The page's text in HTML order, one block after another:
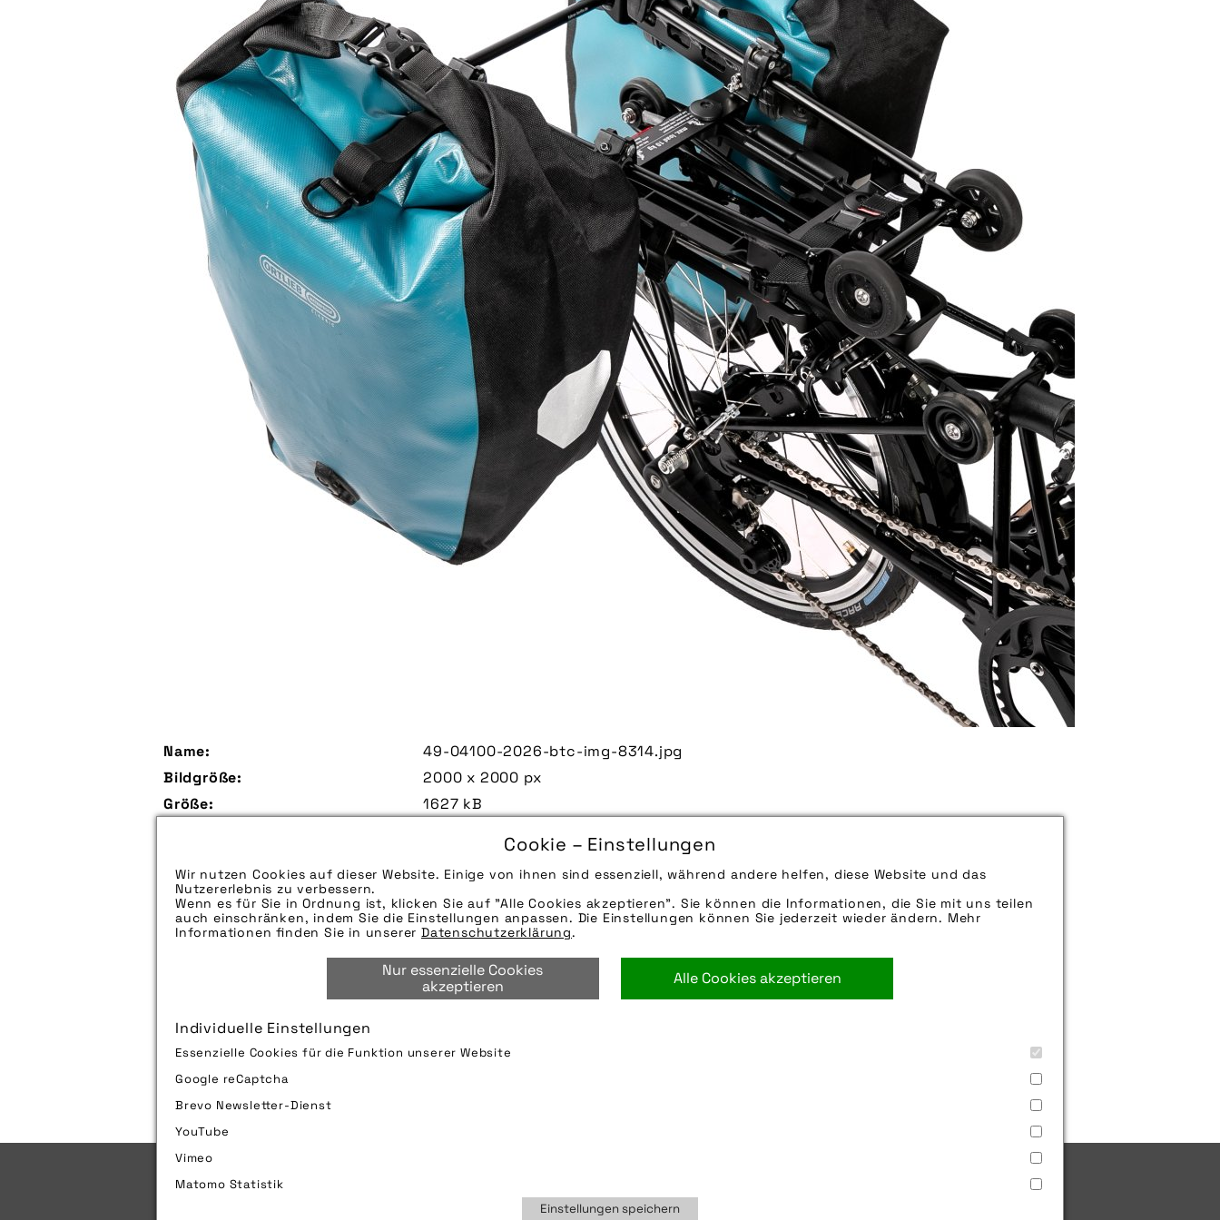
Cookie – Einstellungen
Wir nutzen Cookies auf dieser Website. Einige von ihnen sind essenziell, während andere helfen, diese Website und das
Nutzererlebnis zu verbessern.
Wenn es für Sie in Ordnung ist, klicken Sie auf "Alle Cookies akzeptieren". Sie können die Informationen, die Sie mit uns teilen
auch einschränken, indem Sie die Einstellungen anpassen. Die Einstellungen können Sie jederzeit wieder ändern. Mehr
Informationen finden Sie in unsererDatenschutzerklärung.
Nur essenzielle Cookies
akzeptieren
Alle Cookies akzeptieren
Individuelle Einstellungen
Essenzielle Cookies für die Funktion unserer Website
Google reCaptcha
Brevo Newsletter-Dienst
YouTube
Vimeo
Matomo Statistik
Einstellungen speichern
Name:
49-04100-2026-btc-img-8314.jpg
Bildgröße:
2000 x 2000 px
Größe:
1627 kB
Die Bildunterschrift wird in Bälde eingefügt. Sie können uns aber gern auch per E-
Mail oder Telefon kontaktieren, wir helfen gerne weiter.
Zu verwendender Bildnachweis:
Quelle/Source: „www.fahrer-berlin.de | pd-f“
Technik-Info:
Hinweise zur weiteren Recherche:
Hersteller: Fahrer Berlin
fahrer berlin,fahrer berlin gmbh,fahrradtasche,gepäcktäger
Bild downloaden